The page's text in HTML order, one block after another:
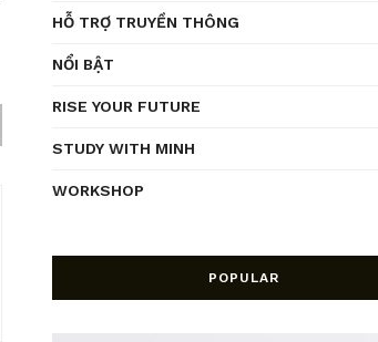
HỖ TRỢ TRUYỀN THÔNG
NỔI BẬT
RISE YOUR FUTURE
STUDY WITH MINH
WORKSHOP
POPULAR